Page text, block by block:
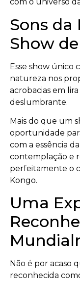
Sons da
Show
Esse show único
natureza nos
acrobacias em
deslumbrante.
Mais do que um
oportunidade
com a essência
contemplação e
perfeitamente o
Kongo.
Uma
Não é por acaso
reconhecida